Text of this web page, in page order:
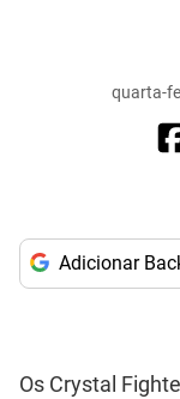
quarta-
Adicionar
Os Crystal